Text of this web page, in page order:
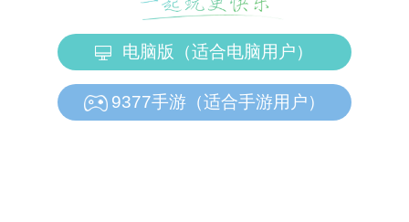
电脑版（适合电脑用户）
9377手游（适合手游用户）